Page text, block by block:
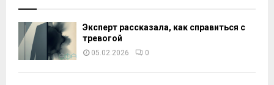
Эксперт рассказала, как справиться с
тревогой
05.02.2026 0